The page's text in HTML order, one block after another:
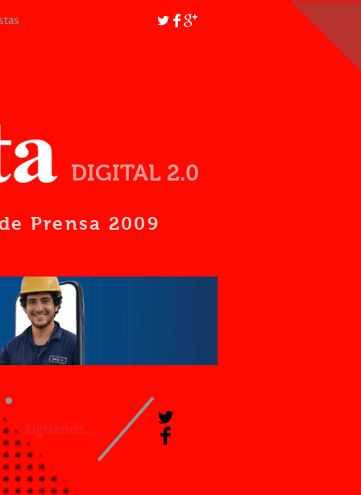
DIGITAL 2.0
Prensa 2009
Síguenos...